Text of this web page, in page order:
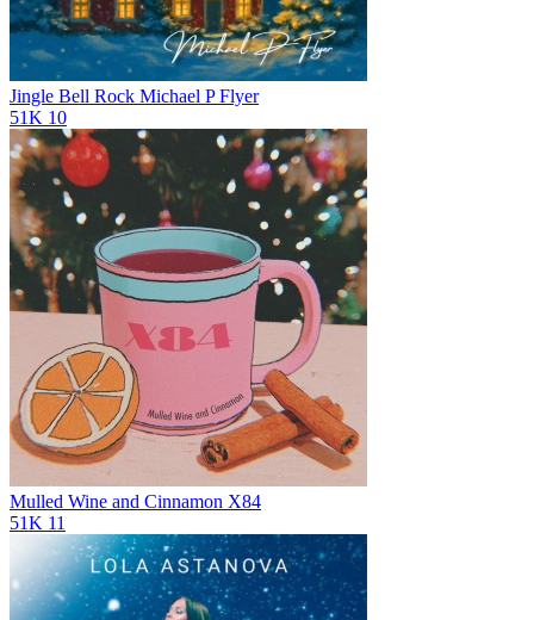
Jingle Bell Rock Michael P Flyer
51K 10
Mulled Wine and Cinnamon X84
51K 11